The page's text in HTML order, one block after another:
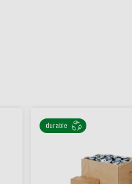
durable